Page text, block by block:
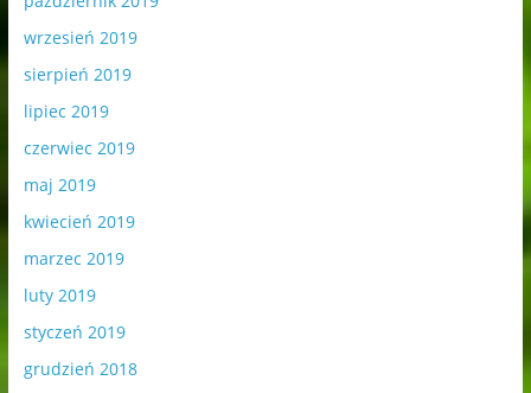
wrzesień 2019
sierpień 2019
lipiec 2019
czerwiec 2019
maj 2019
kwiecień 2019
marzec 2019
luty 2019
styczeń 2019
grudzień 2018